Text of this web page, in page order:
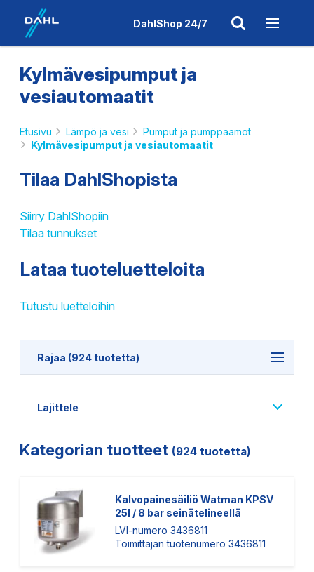
DahlShop 24/7
Kylmävesipumput ja
vesiautomaatit
Etusivu Lämpö ja vesi
Pumput ja pumppaamot
Kylmävesipumput ja vesiautomaatit
Tilaa DahlShopista
Siirry DahlShopiin
Tilaa tunnukset
Lataa tuoteluetteloita
Tutustu luetteloihin
Rajaa (924 tuotetta)
Lajittele
Kategorian tuotteet (924 tuotetta)
Kalvopainesäiliö Watman KPSV
25l / 8 bar seinätelineellä
LVI-numero 3436811
Toimittajan tuotenumero 3436811